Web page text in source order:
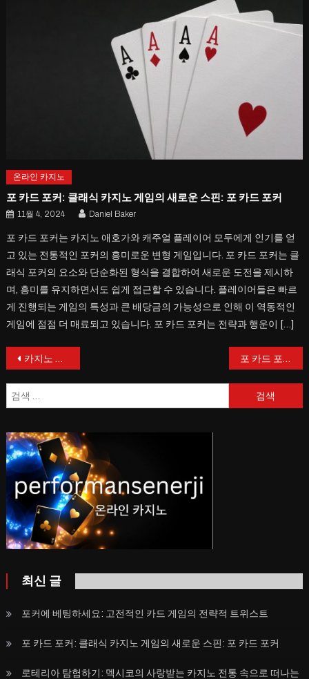
온라인 카지노
포 카드 포커: 클래식 카지노 게임의 새로운 스핀: 포 카드 포커
11월 4, 2024 Daniel Baker
포 카드 포커는 카지노 애호가와 캐주얼 플레이어 모두에게 인기를 얻
고 있는 전통적인 포커의 흥미로운 변형 게임입니다. 포 카드 포커는 클
래식 포커의 요소와 단순화된 형식을 결합하여 새로운 도전을 제시하
며, 흥미를 유지하면서도 쉽게 접근할 수 있습니다. 플레이어들은 빠르
게 진행되는 게임의 특성과 큰 배당금의 가능성으로 인해 이 역동적인
게임에 점점 더 매료되고 있습니다. 포 카드 포커는 전략과 행운이 […]
글
탐
색
카지노 홀덤이 공개되었습니다: 사랑받는 포커 변형 게임의 스릴 속으로 들어가 보기 포 카드 포커: 클래식 카지노 게임의 새로운 스핀: 포 카드 포커
색:
최신 글
포커에 베팅하세요: 고전적인 카드 게임의 전략적 트위스트
포 카드 포커: 클래식 카지노 게임의 새로운 스핀: 포 카드 포커
로테리아 탐험하기: 멕시코의 사랑받는 카지노 전통 속으로 떠나는